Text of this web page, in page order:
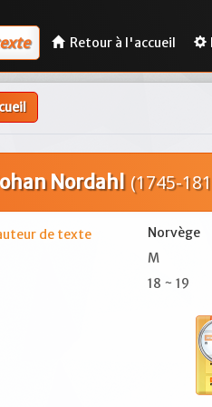
Retour à l'accueil
Nordahl (1745-
de texte
Norvège
M
18 ~ 19